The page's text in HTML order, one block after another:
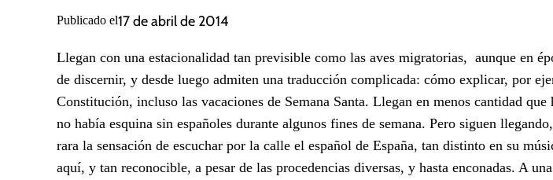
Publicado el17 de abril de 2014
Llegan con una estacionalidad tan previsible como las aves migratorias, aunque en
de discernir, y desde luego admiten una traducción complicada: cómo explicar, por
Constitución, incluso las vacaciones de Semana Santa. Llegan en menos cantidad
no había esquina sin españoles durante algunos fines de semana. Pero siguen
rara la sensación de escuchar por la calle el español de España, tan distinto en su
aquí, y tan reconocible, a pesar de las procedencias diversas, y hasta enconadas. A